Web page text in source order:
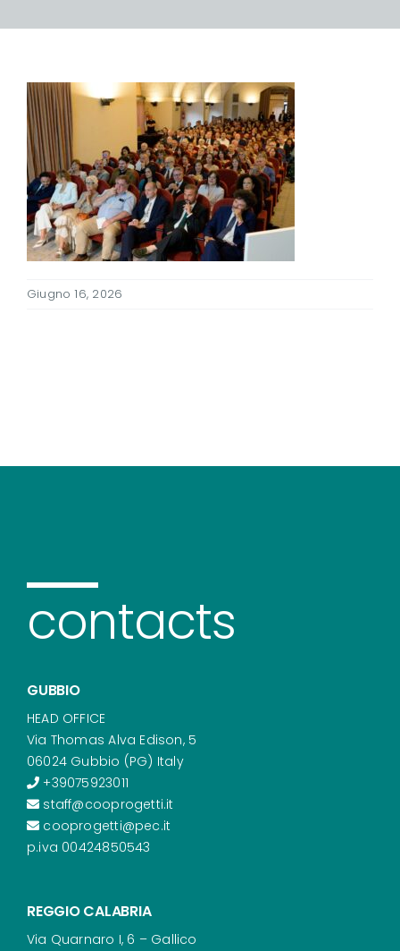
Giugno 16, 2026
contacts
GUBBIO
HEAD OFFICE
Via Thomas Alva Edison, 5
06024 Gubbio (PG) Italy
+39075923011
staff@cooprogetti.it
cooprogetti@pec.it
p.iva 00424850543
REGGIO CALABRIA
Via Quarnaro I, 6 – Gallico